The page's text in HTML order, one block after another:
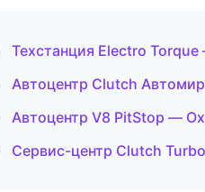
Техстанция Electro
Автоцентр Clutch
Автоцентр V8 PitStop —
Сервис-центр Clutch